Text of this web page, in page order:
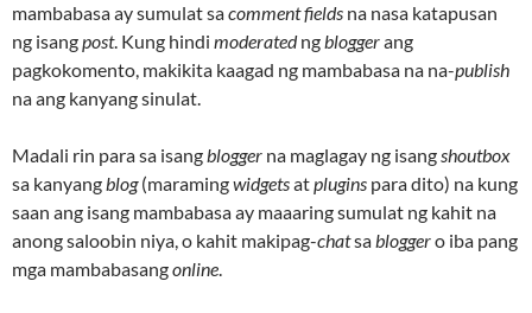
mambabasa ay sumulat sacomment fields na nasa katapusan
ng isangpost. Kung hindi moderatedngbloggerang
pagkokomento, makikita kaagad ng mambabasa na na-publish
na ang kanyang sinulat.
Madali rin para sa isangblogger na maglagay ng isangshoutbox
sa kanyangblog(maramingwidgetsatplugins para dito) na kung
saan ang isang mambabasa ay maaaring sumulat ng kahit na
anong saloobin niya, o kahit makipag-chatsabloggero iba pang
mga mambabasangonline.